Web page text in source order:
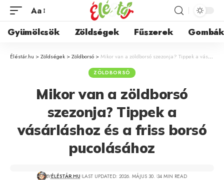
Aa
Gyümölcsök Zöldségek Fűszerek Gombák
Éléstár.hu >Zöldségek >Zöldborsó >Mikor van a zöldborsó szezonja? Tippek a vásárláshoz és a friss borsó pucolásához
ZÖLDBORSÓ
Mikor van a zöldborsó
szezonja? Tippek a
vásárláshoz és a friss borsó
pucolásához
BYÉLÉSTÁR.HU LAST UPDATED: 2026. MÁJUS 30. 34 MIN READ